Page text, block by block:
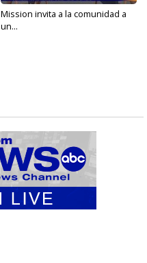
Mission invita a la comunidad a
un...